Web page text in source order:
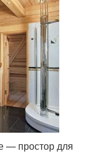
— простор для